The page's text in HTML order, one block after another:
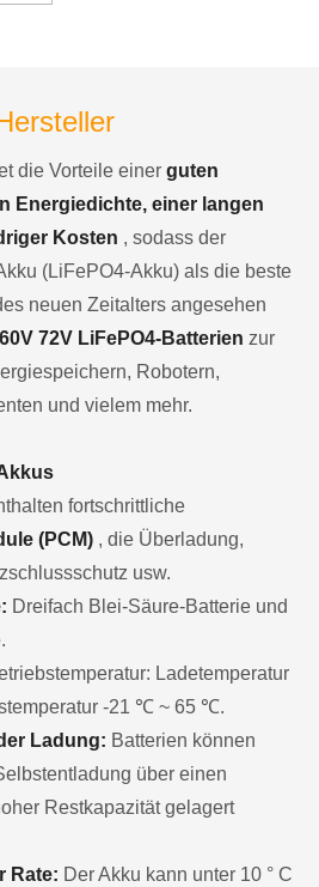
die Vorteile einer guten
Energiedichte, einer langen
Kosten , sodass der
(LiFePO4-Akku) als die beste
neuen Zeitalters angesehen
72V LiFePO4-Batterien zur
Robotern,
und vielem mehr.
fortschrittliche
(PCM) , die Überladung,
usw.
Dreifach Blei-Säure-Batterie und
Ladetemperatur
-21 ℃ ~ 65 ℃.
Ladung: Batterien können
über einen
Restkapazität gelagert
Rate: Der Akku kann unter 10 ° C